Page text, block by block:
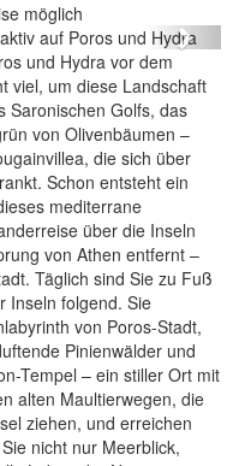
möglich
Next
und Hydra vor dem
viel, um diese Landschaft
Saronischen Golfs, das
von Olivenbäumen –
die sich über
Schon entsteht ein
mediterrane
über die Inseln
von Athen entfernt –
Täglich sind Sie zu Fuß
Inseln folgend. Sie
von Poros-Stadt,
Pinienwälder und
Tempel – ein stiller Ort mit
alten Maultierwegen, die
ziehen, und erreichen
nicht nur Meerblick,